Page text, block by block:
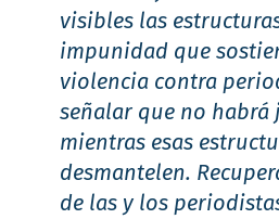
visibles las
impunidad que
violencia contra
señalar que no
mientras esas
desmantelen.
de las y los